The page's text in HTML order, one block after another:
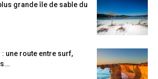
grande île de sable du
: une route entre surf,